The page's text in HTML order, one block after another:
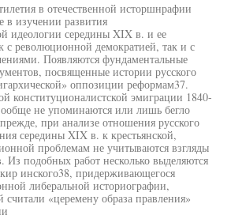
в отечественной исторшнрафии
в изучении развития
идеологии середины XIX в. и ее
с революционной демократией, так и с
Появляются фундаментальные
посвященные истории русского
оппозиции реформам37.
конституционалистской эмиграции 1840-
не упоминаются или лишь бегло
при анализе отношения русского
середины XIX в. к крестьянской,
проблемам не учитываются взгляды
Из подобных работ несколько выделяются
инского38, придерживающегося
либеральной историографии,
считали «церемену образа правления»